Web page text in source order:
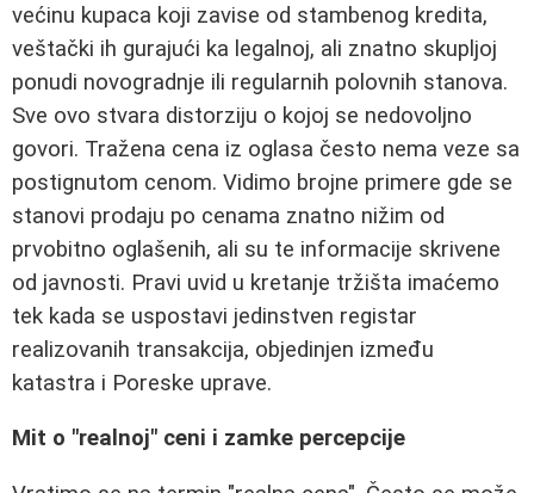
većinu kupaca koji zavise od stambenog kredita,
veštački ih gurajući ka legalnoj, ali znatno skupljoj
ponudi novogradnje ili regularnih polovnih stanova.
Sve ovo stvara distorziju o kojoj se nedovoljno
govori. Tražena cena iz oglasa često nema veze sa
postignutom cenom. Vidimo brojne primere gde se
stanovi prodaju po cenama znatno nižim od
prvobitno oglašenih, ali su te informacije skrivene
od javnosti. Pravi uvid u kretanje tržišta imaćemo
tek kada se uspostavi jedinstven registar
realizovanih transakcija, objedinjen između
katastra i Poreske uprave.
Mit o "realnoj" ceni i zamke percepcije